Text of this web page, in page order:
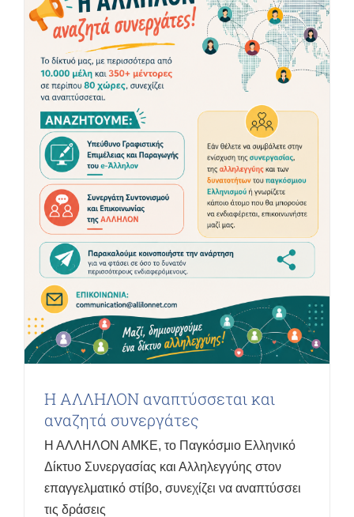
Η ΑΛΛΗΛΟΝ αναπτύσσεται και
αναζητά συνεργάτες
Η ΑΛΛΗΛΟΝ ΑΜΚΕ, το Παγκόσμιο Ελληνικό
Δίκτυο Συνεργασίας και Αλληλεγγύης στον
επαγγελματικό στίβο, συνεχίζει να αναπτύσσει
τις δράσεις